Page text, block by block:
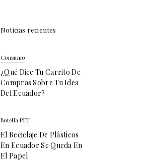
Noticias recientes
Consumo
¿Qué Dice Tu Carrito De
Compras Sobre Tu Idea
Del Ecuador?
Botella PET
El Reciclaje De Plásticos
En Ecuador Se Queda En
El Papel